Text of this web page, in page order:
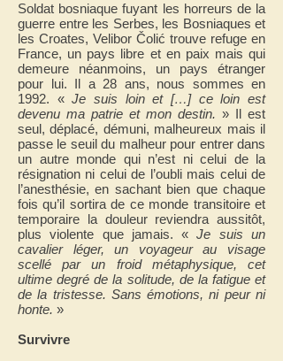
Soldat bosniaque fuyant les horreurs de la
guerre entre les Serbes, les Bosniaques et
les Croates, Velibor Čolić trouve refuge en
France, un pays libre et en paix mais qui
demeure néanmoins, un pays étranger
pour lui. Il a 28 ans, nous sommes en
1992. «Je suis loin et […] ce loin est
devenu ma patrie et mon destin. » Il est
seul, déplacé, démuni, malheureux mais il
passe le seuil du malheur pour entrer dans
un autre monde qui n’est ni celui de la
résignation ni celui de l’oubli mais celui de
l’anesthésie, en sachant bien que chaque
fois qu’il sortira de ce monde transitoire et
temporaire la douleur reviendra aussitôt,
plus violente que jamais. «Je suis un
cavalier léger, un voyageur au visage
scellé par un froid métaphysique, cet
ultime degré de la solitude, de la fatigue et
de la tristesse. Sans émotions, ni peur ni
honte. »
Survivre